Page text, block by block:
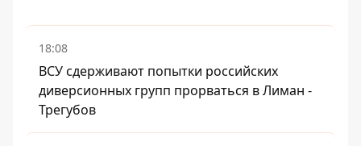
18:08
ВСУ сдерживают попытки российских
диверсионных групп прорваться в Лиман -
Трегубов